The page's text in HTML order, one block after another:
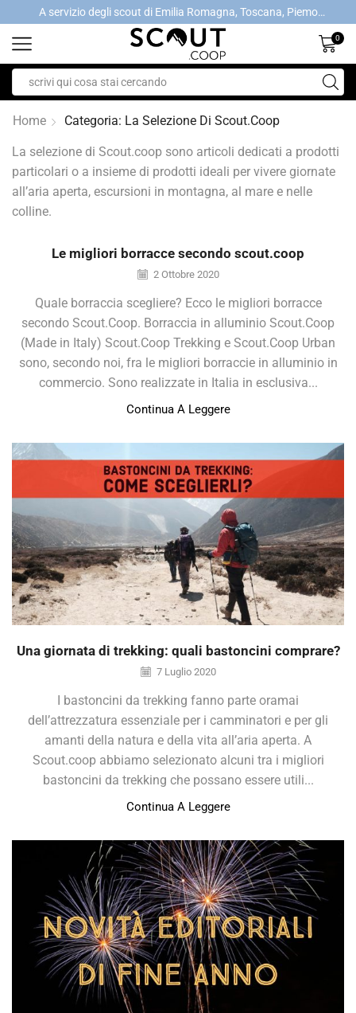
A servizio degli scout di Emilia Romagna, Toscana, Piemonte, Valle d'Aosta- Gratis la spedizione con ordini > €40
0
Home Categoria: La Selezione Di Scout.coop
La selezione di Scout.coop sono articoli dedicati a prodotti
particolari o a insieme di prodotti ideali per vivere giornate
all’aria aperta, escursioni in montagna, al mare e nelle
colline.
Le migliori borracce secondo scout.coop
2 Ottobre 2020
Quale borraccia scegliere? Ecco le migliori borracce
secondo Scout.Coop. Borraccia in alluminio Scout.Coop
(Made in Italy) Scout.Coop Trekking e Scout.Coop Urban
sono, secondo noi, fra le migliori borraccie in alluminio in
commercio. Sono realizzate in Italia in esclusiva...
Continua A Leggere
Una giornata di trekking: quali bastoncini comprare?
7 Luglio 2020
I bastoncini da trekking fanno parte oramai
dell’attrezzatura essenziale per i camminatori e per gli
amanti della natura e della vita all’aria aperta. A
Scout.coop abbiamo selezionato alcuni tra i migliori
bastoncini da trekking che possano essere utili...
Continua A Leggere